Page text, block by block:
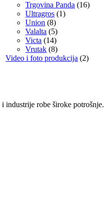
Trgovina Panda (16)
Ultragros (1)
Union (8)
Valalta (5)
Victa (14)
Vrutak (8)
Video i foto produkcija (2)
industrije robe široke potrošnje.